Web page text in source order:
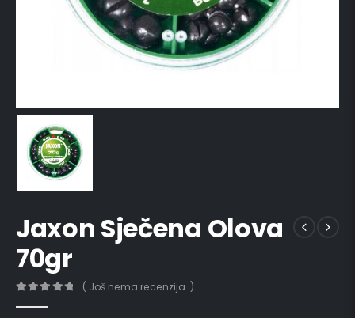
Jaxon Sječena Olova
70gr
( Još nema recenzija. )